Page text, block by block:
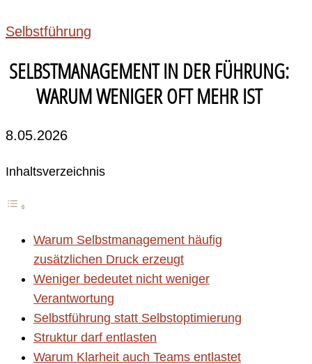
Selbstführung
SELBSTMANAGEMENT IN DER FÜHRUNG:
WARUM WENIGER OFT MEHR IST
8.05.2026
Inhaltsverzeichnis
Warum Selbstmanagement häufig
zusätzlichen Druck erzeugt
Weniger bedeutet nicht weniger
Verantwortung
Selbstführung statt Selbstoptimierung
Struktur darf entlasten
Warum Klarheit auch Teams entlastet